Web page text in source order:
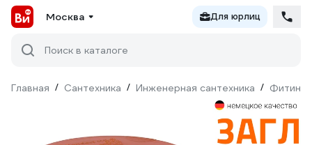
Москва Для юрлиц
Поиск в каталоге
Главная / Сантехника / Инженерная сантехника / Фитинги